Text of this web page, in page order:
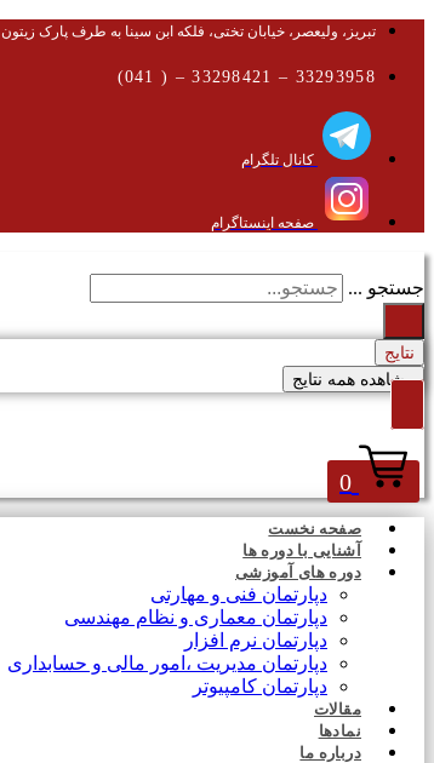
تبریز، ولیعصر، خیابان تختی، فلکه ابن سینا به طرف پارک زیتون
33293958 – 33298421 – ( 041)
کانال تلگرام
صفحه اینستاگرام
جستجو ...
نتایج
مشاهده همه نتایج
0
صفحه نخست
آشنایی با دوره ها
دوره های آموزشی
دپارتمان فنی و مهارتی
دپارتمان معماری و نظام مهندسی
دپارتمان نرم افزار
دپارتمان مدیریت ،امور مالی و حسابداری
دپارتمان کامپیوتر
مقالات
نمادها
درباره ما